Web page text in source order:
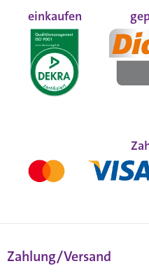
einkaufen
Zahlung/Versand